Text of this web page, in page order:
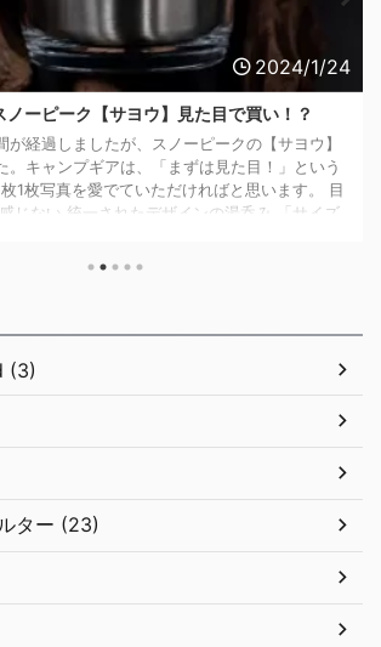
2024/
共に寛ぐ：スノーピーク鹿沼キャンプフィール
スパ、露天風呂とサウナでリラックス
ピーク直営キャンプフィールド、鹿沼キャンプフィ
が新たに開業。自然を満喫できる施設の魅力や地域
キャンプ体験を詳しく紹介します。 目次 スノーピ
ション 地元との連携と地域振興 キャンプ用品とアク
受け入れられる中、注目を集めるのがスノーピーク
フィールドです。 この春、関東地方初となる「ス
(3)
ター (23)